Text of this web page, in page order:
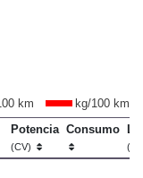
km
kg/100 km
Potencia
(CV)
Consumo